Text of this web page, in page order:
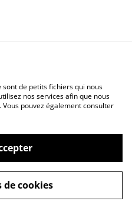
Conditions
sont de petits fichiers qui nous
nos services afin que nous
pouvez également consulter
de cookies